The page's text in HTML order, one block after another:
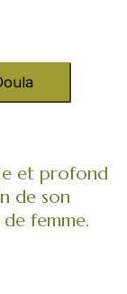
et profond
de son
femme.